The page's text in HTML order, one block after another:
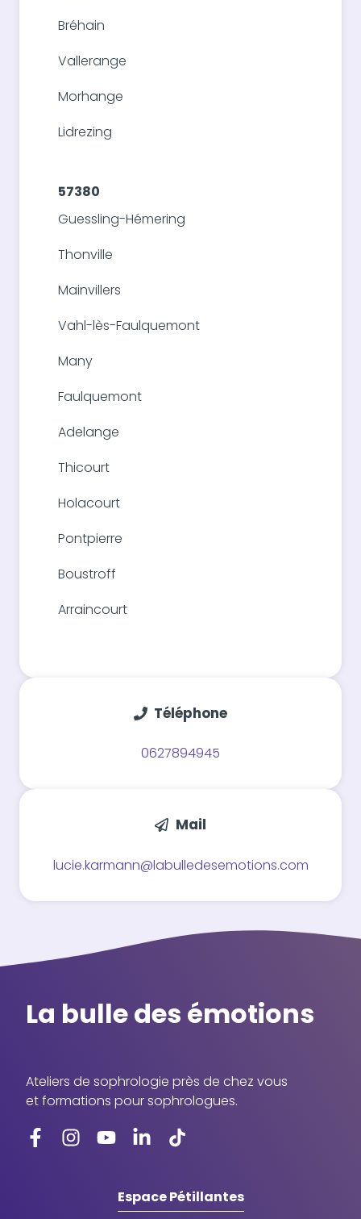
Bréhain
Vallerange
Morhange
Lidrezing
57380
Guessling-Hémering
Thonville
Mainvillers
Vahl-lès-Faulquemont
Many
Faulquemont
Adelange
Thicourt
Holacourt
Pontpierre
Boustroff
Arraincourt
Téléphone
0627894945
Mail
lucie.karmann@labulledesemotions.com
La bulle des émotions
Ateliers de sophrologie près de chez vous
et formations pour sophrologues.
Espace Pétillantes